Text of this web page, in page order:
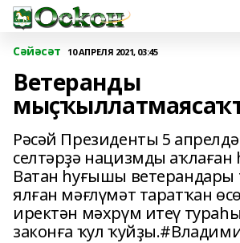
Сәйәсәт 10 АПРЕЛЯ 2021, 03:45
Ветеранды
Рәсәй Президенты 5
селтәрҙә нацизмды
Ватан һуғышы ветерандары
ялған мәғлүмәт таратҡан
иректән мәхрүм итеү
законға ҡул